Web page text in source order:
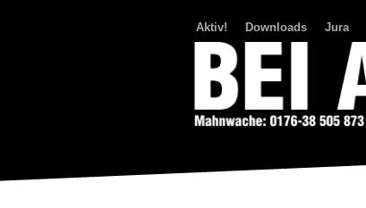
Aktiv! Downloads Jura